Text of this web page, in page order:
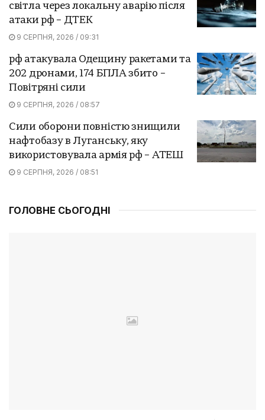
світла через локальну аварію після
атаки рф – ДТЕК
9 СЕРПНЯ, 2026 / 09:31
рф атакувала Одещину ракетами та
202 дронами, 174 БПЛА збито –
Повітряні сили
9 СЕРПНЯ, 2026 / 08:57
Сили оборони повністю знищили
нафтобазу в Луганську, яку
використовувала армія рф – АТЕШ
9 СЕРПНЯ, 2026 / 08:51
ГОЛОВНЕ СЬОГОДНІ